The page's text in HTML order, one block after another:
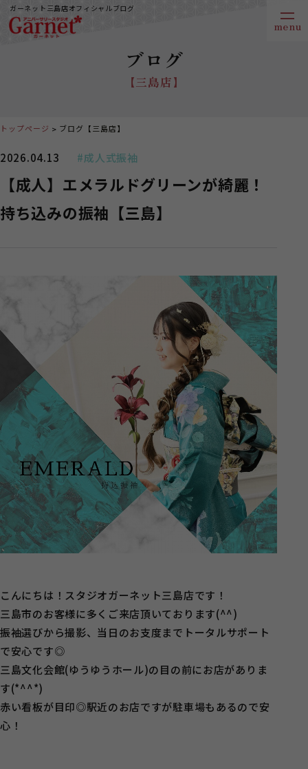
ガーネット三島店オフィシャルブログ
ブログ
【三島店】
2026.04.13 #成人式振袖
【成人】エメラルドグリーンが綺麗！
持ち込みの振袖【三島】
こんにちは！スタジオガーネット三島店です！
三島市のお客様に多くご来店頂いております(^^)
振袖選びから撮影、当日のお支度までトータルサポート
で安心です◎
三島文化会館(ゆうゆうホール)の目の前にお店がありま
す(*^^*)
赤い看板が目印◎駅近のお店ですが駐車場もあるので安
心！
トップページ ブログ【三島店】